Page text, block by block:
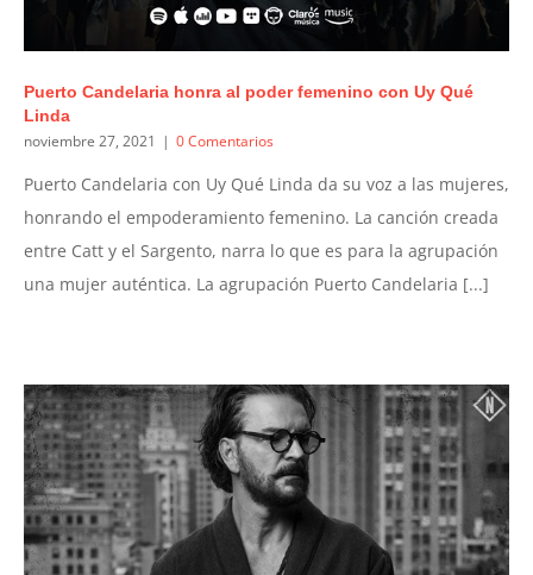
Puerto Candelaria honra al poder femenino con Uy Qué
Linda
noviembre 27, 2021 | 0 Comentarios
Puerto Candelaria con Uy Qué Linda da su voz a las mujeres,
honrando el empoderamiento femenino. La canción creada
entre Catt y el Sargento, narra lo que es para la agrupación
una mujer auténtica. La agrupación Puerto Candelaria [...]